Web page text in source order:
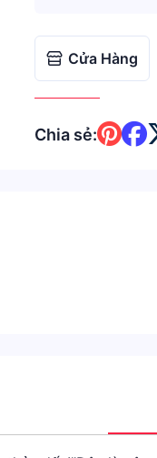
Cửa Hàng
Chia sẻ: